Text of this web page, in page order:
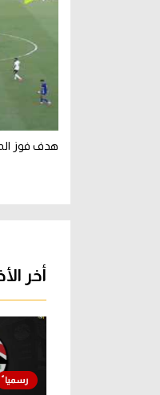
هدف فوز
أخر